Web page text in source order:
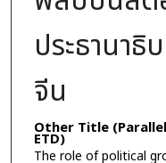
ประธานา
จีน
Other Title
ETD)
The role of political